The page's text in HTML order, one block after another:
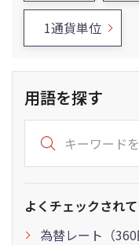
1通貨単位
用語を探す
よくチェックされ
為替レート（360